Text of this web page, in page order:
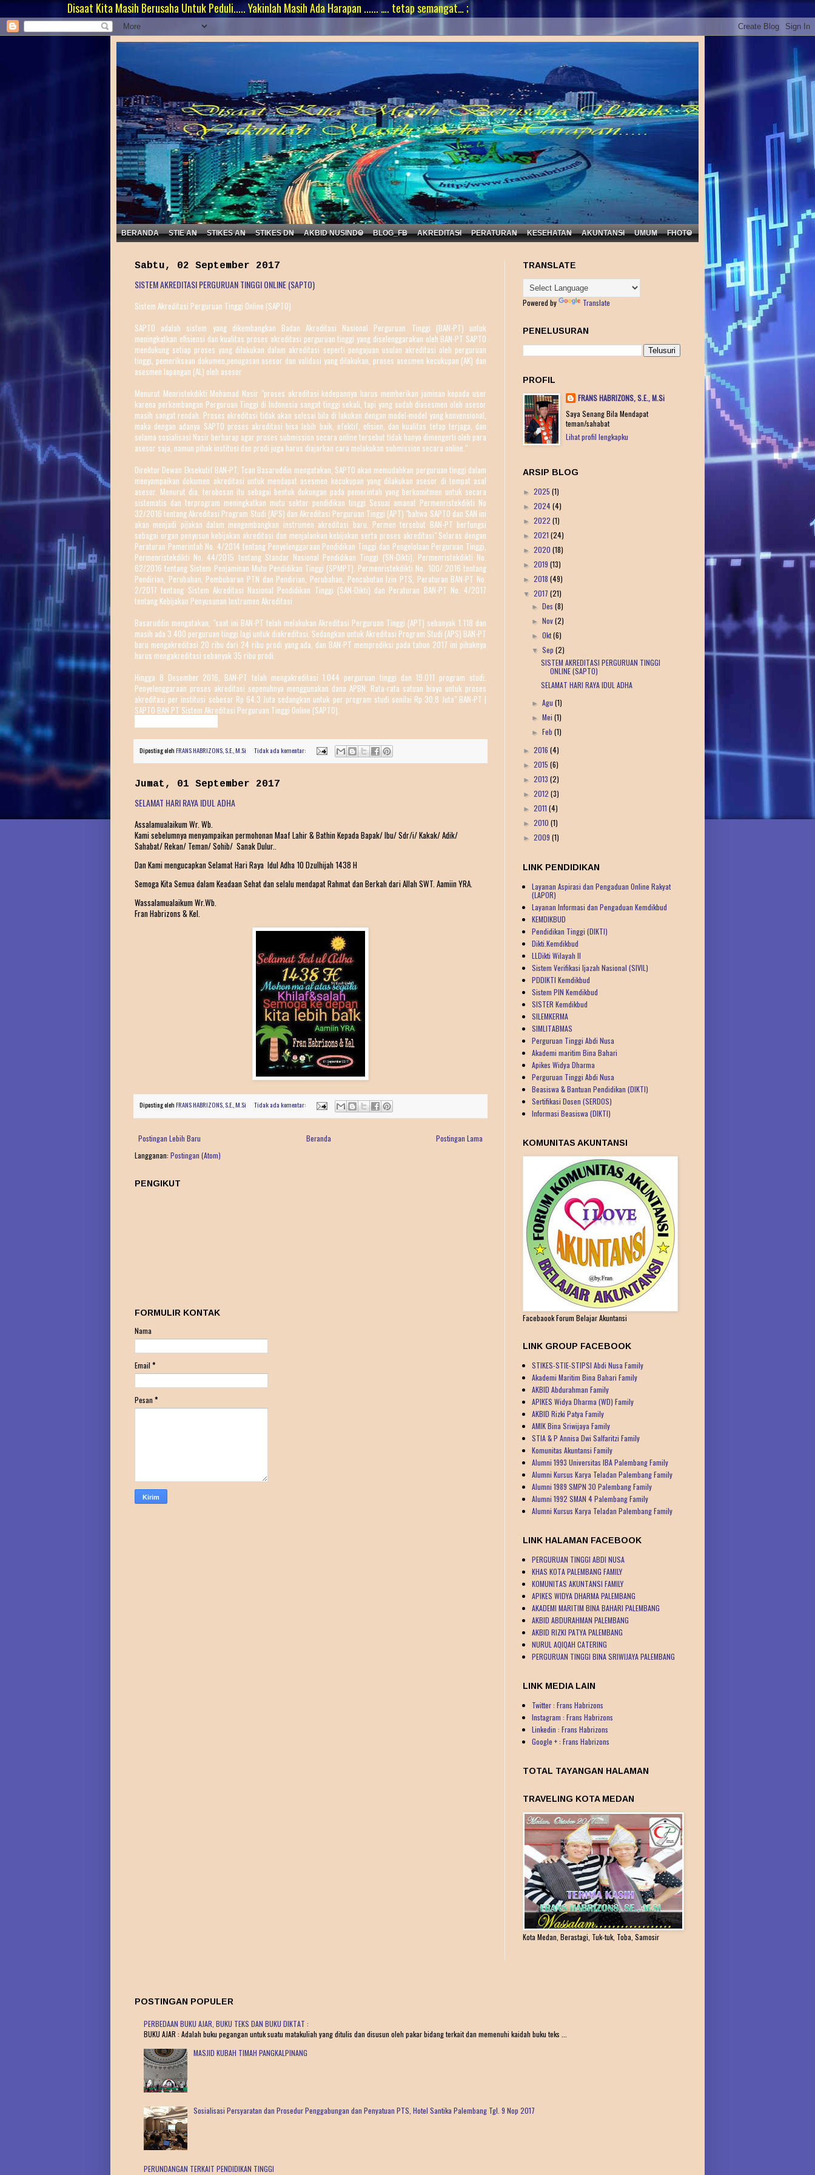
Disaat Kita Masih Berusaha Untuk Peduli..... Yakinlah Masih Ada Harapan ...... …. tetap semangat… ;
BERANDA STIE AN STIKES AN STIKES DN AKBID NUSINDO BLOG_FB AKREDITASI PERATURAN KESEHATAN AKUNTANSI UMUM FHOTO
Sabtu, 02 September 2017
SISTEM AKREDITASI PERGURUAN TINGGI ONLINE (SAPTO)
Sistem Akreditasi Perguruan Tinggi Online (SAPTO)
SAPTO adalah sistem yang dikembangkan Badan Akreditasi Nasional Perguruan Tinggi (BAN-PT) untuk
meningkatkan efisiensi dan kualitas proses akreditasi perguruan tinggi yang diselenggarakan oleh BAN-PT SAPTO
mendukung setiap proses yang dilakukan dalam akreditasi seperti pengajuan usulan akreditasi oleh perguruan
tinggi, pemeriksaan dokumen,penugasan asesor dan validasi yang dilakukan, proses asesmen kecukupan (AK) dan
asesmen lapangan (AL) oleh asesor
Menurut Menristekdikti Mohamad Nasir "proses akreditasi kedepannya harus memberikan jaminan kepada user
karena perkembangan Perguruan Tinggi di Indonesia sangat tinggi sekali, tapi yang sudah diasesmen oleh asesor
masih sangat rendah. Proses akreditasi tidak akan selesai bila di lakukan dengan model-model yang konvensional,
maka dengan adanya SAPTO proses akreditasi bisa lebih baik, efektif, efisien, dan kualitas tetap terjaga, dan
selama sosialisasi Nasir berharap agar proses submission secara online tersebut tidak hanya dimengerti oleh para
asesor saja, namun pihak institusi dan prodi juga harus diajarkan cara melakukan submission secara online."
Direktur Dewan Eksekutif BAN-PT, Tcan Basaruddin mengatakan, SAPTO akan memudahkan perguruan tinggi dalam
menyampaikan dokumen akreditasi untuk mendapat asesmen kecukupan yang dilakukan asesor di tempat asal
asesor. Menurut dia, terobosan itu sebagai bentuk dukungan pada pemerintah yang berkomitmen untuk secara
sistematis dan terprogram meningkatkan mutu sektor pendidikan tinggi Sesuai amanat Permenristekdikti No
32/2016 tentang Akreditasi Program Studi (APS) dan Akreditasi Perguruan Tinggi (APT) "bahwa SAPTO dan SAN ini
akan menjadi pijakan dalam mengembangkan instrumen akreditasi baru. Permen tersebut BAN-PT berfungsi
sebagai organ penyusun kebijakan akreditasi dan menjalankan kebijakan serta proses akreditasi" Selaras dengan
Peraturan Pemerintah No. 4/2014 tentang Penyelenggaraan Pendidikan Tinggi dan Pengelolaan Perguruan Tinggi,
Permenristekdikti No. 44/2015 tentang Standar Nasional Pendidikan Tinggi (SN-Dikti), Permenristekdikti No.
62/2016 tentang Sistem Penjaminan Mutu Pendidikan Tinggi (SPMPT). Permenristekdikti No. 100/ 2016 tentang
Pendirian, Perubahan, Pembubaran PTN dan Pendirian, Perubahan, Pencabutan Izin PTS, Peraturan BAN-PT No.
2/2017 tentang Sistem Akreditasi Nasional Pendidikan Tinggi (SAN-Dikti) dan Peraturan BAN-PT No. 4/2017
tentang Kebijakan Penyusunan Instrumen Akreditasi
Basaruddin mengatakan, "saat ini BAN-PT telah melakukan Akreditasi Perguruan Tinggi (APT) sebanyak 1.118 dan
masih ada 3.400 perguruan tinggi lagi untuk diakreditasi. Sedangkan untuk Akreditasi Program Studi (APS) BAN-PT
baru mengakreditasi 20 ribu dari 24 ribu prodi yang ada, dan BAN-PT memprediksi pada tahun 2017 ini pihaknya
harus mengakreditasi sebanyak 35 ribu prodi.
Hingga 8 Desember 2016, BAN-PT telah mengakreditasi 1.044 perguruan tinggi dan 19.011 program studi.
Penyelenggaraan proses akreditasi sepenuhnya menggunakan dana APBN. Rata-rata satuan biaya untuk proses
akreditasi per institusi sebesar Rp 64.3 Juta sedangkan untuk per program studi senilai Rp 30,8 Juta" BAN-PT |
SAPTO BAN PT Sistem Akreditasi Perguruan Tinggi Online (SAPTO).
Diposting olehFRANS HABRIZONS, S.E., M.Si Tidak ada komentar:
Jumat, 01 September 2017
SELAMAT HARI RAYA IDUL ADHA
Assalamualaikum Wr. Wb.
Kami sebelumnya menyampaikan permohonan Maaf Lahir & Bathin Kepada Bapak/ Ibu/ Sdr/i/ Kakak/ Adik/
Sahabat/ Rekan/ Teman/ Sohib/ Sanak Dulur..
Dan Kami mengucapkan Selamat Hari Raya Idul Adha 10 Dzulhijah 1438 H
Semoga Kita Semua dalam Keadaan Sehat dan selalu mendapat Rahmat dan Berkah dari Allah SWT. Aamiin YRA.
Wassalamualaikum Wr.Wb.
Fran Habrizons & Kel.
Diposting olehFRANS HABRIZONS, S.E., M.Si Tidak ada komentar:
Postingan Lebih Baru Postingan Lama
Beranda
Langganan: Postingan (Atom)
PENGIKUT
FORMULIR KONTAK
Nama
Email *
Pesan *
TRANSLATE
Powered by Translate
PENELUSURAN
PROFIL
FRANS HABRIZONS, S.E., M.Si
Saya Senang Bila Mendapat
teman/sahabat
Lihat profil lengkapku
ARSIP BLOG
► 2025 (1)
► 2024(4)
► 2022 (1)
► 2021 (24)
► 2020 (18)
► 2019 (13)
► 2018 (49)
▼ 2017 (21)
► Des(8)
► Nov(2)
►Okt(6)
▼Sep(2)
SISTEM AKREDITASI PERGURUAN TINGGI
ONLINE (SAPTO)
SELAMAT HARI RAYA IDUL ADHA
►Agu(1)
► Mei(1)
► Feb(1)
► 2016 (4)
► 2015 (6)
► 2013 (2)
► 2012 (3)
► 2011 (4)
► 2010 (1)
► 2009 (1)
LINK PENDIDIKAN
Layanan Aspirasi dan Pengaduan Online Rakyat
(LAPOR)
Layanan Informasi dan Pengaduan Kemdikbud
KEMDIKBUD
Pendidikan Tinggi (DIKTI)
Dikti.Kemdikbud
LLDikti Wilayah II
Sistem Verifikasi Ijazah Nasional (SIVIL)
PDDIKTI Kemdikbud
Sistem PIN Kemdikbud
SISTER Kemdikbud
SILEMKERMA
SIMLITABMAS
Perguruan Tinggi Abdi Nusa
Akademi maritim Bina Bahari
Apikes Widya Dharma
Perguruan Tinggi Abdi Nusa
Beasiswa & Bantuan Pendidikan (DIKTI)
Sertifikasi Dosen (SERDOS)
Informasi Beasiswa (DIKTI)
KOMUNITAS AKUNTANSI
Facebaook Forum Belajar Akuntansi
LINK GROUP FACEBOOK
STIKES-STIE-STIPSI Abdi Nusa Family
Akademi Maritim Bina Bahari Family
AKBID Abdurahman Family
APIKES Widya Dharma (WD) Family
AKBID Rizki Patya Family
AMIK Bina Sriwijaya Family
STIA & P Annisa Dwi Salfaritzi Family
Komunitas Akuntansi Family
Alumni 1993 Universitas IBA Palembang Family
Alumni Kursus Karya Teladan Palembang Family
Alumni 1989 SMPN 30 Palembang Family
Alumni 1992 SMAN 4 Palembang Family
Alumni Kursus Karya Teladan Palembang Family
LINK HALAMAN FACEBOOK
PERGURUAN TINGGI ABDI NUSA
KHAS KOTA PALEMBANG FAMILY
KOMUNITAS AKUNTANSI FAMILY
APIKES WIDYA DHARMA PALEMBANG
AKADEMI MARITIM BINA BAHARI PALEMBANG
AKBID ABDURAHMAN PALEMBANG
AKBID RIZKI PATYA PALEMBANG
NURUL AQIQAH CATERING
PERGURUAN TINGGI BINA SRIWIJAYA PALEMBANG
LINK MEDIA LAIN
Twitter : Frans Habrizons
Instagram : Frans Habrizons
Linkedin : Frans Habrizons
Google + : Frans Habrizons
TOTAL TAYANGAN HALAMAN
TRAVELING KOTA MEDAN
Kota Medan, Berastagi, Tuk-tuk, Toba, Samosir
POSTINGAN POPULER
PERBEDAAN BUKU AJAR, BUKU TEKS DAN BUKU DIKTAT :
BUKU AJAR : Adalah buku pegangan untuk suatu matakuliah yang ditulis dan disusun oleh pakar bidang terkait dan memenuhi kaidah buku teks ...
MASJID KUBAH TIMAH PANGKALPINANG
Sosialisasi Persyaratan dan Prosedur Penggabungan dan Penyatuan PTS, Hotel Santika Palembang Tgl. 9 Nop 2017
PERUNDANGAN TERKAIT PENDIDIKAN TINGGI